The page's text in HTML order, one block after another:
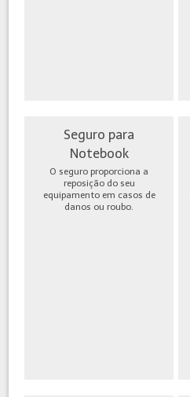
Seguro para
Notebook
O seguro proporciona a
reposição do seu
equipamento em casos de
danos ou roubo.